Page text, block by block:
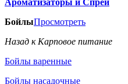
Ароматизаторы и Спреи
БойлыПросмотреть
Назад к Карповое питание
Бойлы варенные
Бойлы насадочные